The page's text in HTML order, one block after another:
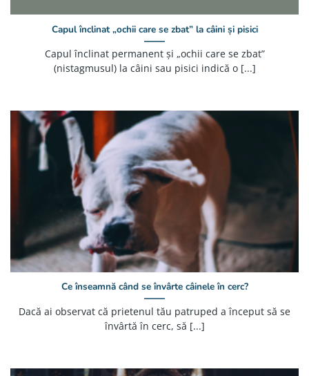
Capul înclinat „ochii care se zbat” la câini și pisici
Capul înclinat permanent și „ochii care se zbat”
(nistagmusul) la câini sau pisici indică o [...]
Ce înseamnă când se învârte câinele în cerc?
Dacă ai observat că prietenul tău patruped a început să se
învârtă în cerc, să [...]